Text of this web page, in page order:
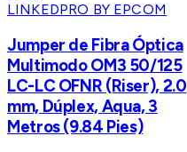
LINKEDPRO BY EPCOM
Jumper de Fibra Óptica
Multimodo OM3 50/125
LC-LC OFNR (Riser), 2.0
mm, Dúplex, Aqua, 3
Metros (9.84 Pies)